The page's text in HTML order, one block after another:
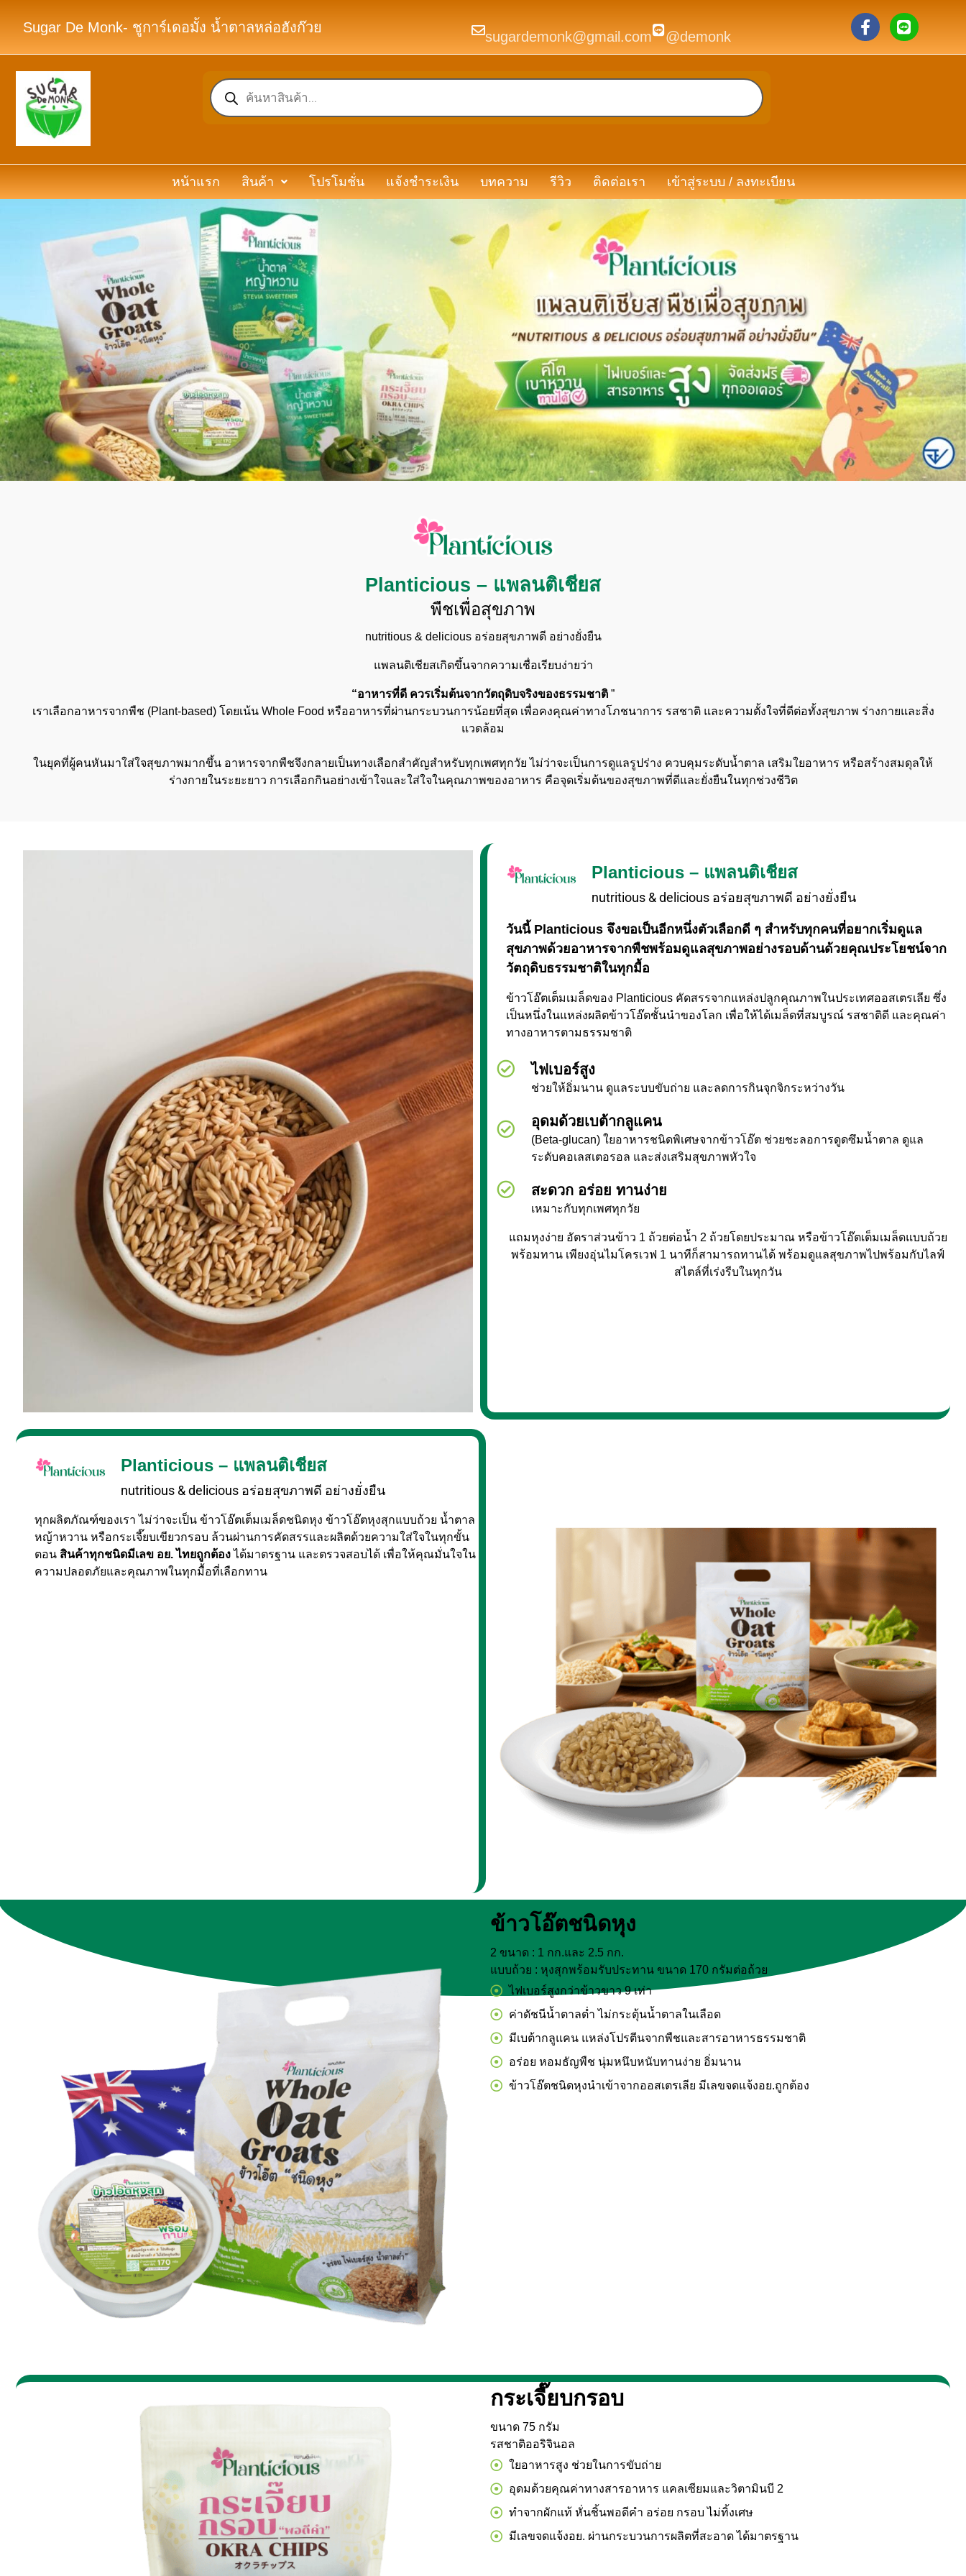
Sugar De Monk- ชูการ์เดอมั้ง น้ำตาลหล่อฮังก๊วย
sugardemonk@gmail.com @demonk
หน้าแรก สินค้า โปรโมชั่น แจ้งชำระเงิน บทความ รีวิว ติดต่อเรา เข้าสู่ระบบ / ลงทะเบียน
Planticious – แพลนติเชียส
พืชเพื่อสุขภาพ
nutritious & delicious อร่อยสุขภาพดี อย่างยั่งยืน
แพลนติเชียสเกิดขึ้นจากความเชื่อเรียบง่ายว่า
“อาหารที่ดี ควรเริ่มต้นจากวัตถุดิบจริงของธรรมชาติ ”
เราเลือกอาหารจากพืช (Plant-based) โดยเน้น Whole Food หรืออาหารที่ผ่านกระบวนการน้อยที่สุด เพื่อคงคุณค่าทางโภชนาการ รสชาติ และความตั้งใจที่ดีต่อทั้งสุขภาพ ร่างกายและสิ่ง
แวดล้อม
ในยุคที่ผู้คนหันมาใส่ใจสุขภาพมากขึ้น อาหารจากพืชจึงกลายเป็นทางเลือกสำคัญสำหรับทุกเพศทุกวัย ไม่ว่าจะเป็นการดูแลรูปร่าง ควบคุมระดับน้ำตาล เสริมใยอาหาร หรือสร้างสมดุลให้
ร่างกายในระยะยาว การเลือกกินอย่างเข้าใจและใส่ใจในคุณภาพของอาหาร คือจุดเริ่มต้นของสุขภาพที่ดีและยั่งยืนในทุกช่วงชีวิต
Planticious – แพลนติเชียส
nutritious & delicious อร่อยสุขภาพดี อย่างยั่งยืน
วันนี้ Planticious จึงขอเป็นอีกหนึ่งตัวเลือกดี ๆ สำหรับทุกคนที่อยากเริ่มดูแล
สุขภาพด้วยอาหารจากพืชพร้อมดูแลสุขภาพอย่างรอบด้านด้วยคุณประโยชน์จาก
วัตถุดิบธรรมชาติในทุกมื้อ
ข้าวโอ๊ตเต็มเมล็ดของ Planticious คัดสรรจากแหล่งปลูกคุณภาพในประเทศออสเตรเลีย ซึ่ง
เป็นหนึ่งในแหล่งผลิตข้าวโอ๊ตชั้นนำของโลก เพื่อให้ได้เมล็ดที่สมบูรณ์ รสชาติดี และคุณค่า
ทางอาหารตามธรรมชาติ
ไฟเบอร์สูง
ช่วยให้อิ่มนาน ดูแลระบบขับถ่าย และลดการกินจุกจิกระหว่างวัน
อุดมด้วยเบต้ากลูแคน
(Beta-glucan) ใยอาหารชนิดพิเศษจากข้าวโอ๊ต ช่วยชะลอการดูดซึมน้ำตาล ดูแล
ระดับคอเลสเตอรอล และส่งเสริมสุขภาพหัวใจ
สะดวก อร่อย ทานง่าย
เหมาะกับทุกเพศทุกวัย
แถมหุงง่าย อัตราส่วนข้าว 1 ถ้วยต่อน้ำ 2 ถ้วยโดยประมาณ หรือข้าวโอ๊ตเต็มเมล็ดแบบถ้วย
พร้อมทาน เพียงอุ่นไมโครเวฟ 1 นาทีก็สามารถทานได้ พร้อมดูแลสุขภาพไปพร้อมกับไลฟ์
สไตล์ที่เร่งรีบในทุกวัน
Planticious – แพลนติเชียส
nutritious & delicious อร่อยสุขภาพดี อย่างยั่งยืน
ทุกผลิตภัณฑ์ของเรา ไม่ว่าจะเป็น ข้าวโอ๊ตเต็มเมล็ดชนิดหุง ข้าวโอ๊ตหุงสุกแบบถ้วย น้ำตาล
หญ้าหวาน หรือกระเจี๊ยบเขียวกรอบ ล้วนผ่านการคัดสรรและผลิตด้วยความใส่ใจในทุกขั้น
ตอน สินค้าทุกชนิดมีเลข อย. ไทยถูกต้องได้มาตรฐาน และตรวจสอบได้ เพื่อให้คุณมั่นใจใน
ความปลอดภัยและคุณภาพในทุกมื้อที่เลือกทาน
ข้าวโอ๊ตชนิดหุง
2 ขนาด : 1 กก.และ 2.5 กก.
แบบถ้วย : หุงสุกพร้อมรับประทาน ขนาด 170 กรัมต่อถ้วย
ไฟเบอร์สูงกว่าข้าวขาว 9 เท่า
ค่าดัชนีน้ำตาลต่ำ ไม่กระตุ้นน้ำตาลในเลือด
มีเบต้ากลูแคน แหล่งโปรตีนจากพืชและสารอาหารธรรมชาติ
อร่อย หอมธัญพืช นุ่มหนึบหนับทานง่าย อิ่มนาน
ข้าวโอ๊ตชนิดหุงนำเข้าจากออสเตรเลีย มีเลขจดแจ้งอย.ถูกต้อง
กระเจี๊ยบกรอบ
ขนาด 75 กรัม
รสชาติออริจินอล
ใยอาหารสูง ช่วยในการขับถ่าย
อุดมด้วยคุณค่าทางสารอาหาร แคลเซียมและวิตามินบี 2
ทำจากผักแท้ หั่นชิ้นพอดีคำ อร่อย กรอบ ไม่ทิ้งเศษ
มีเลขจดแจ้งอย. ผ่านกระบวนการผลิตที่สะอาด ได้มาตรฐาน